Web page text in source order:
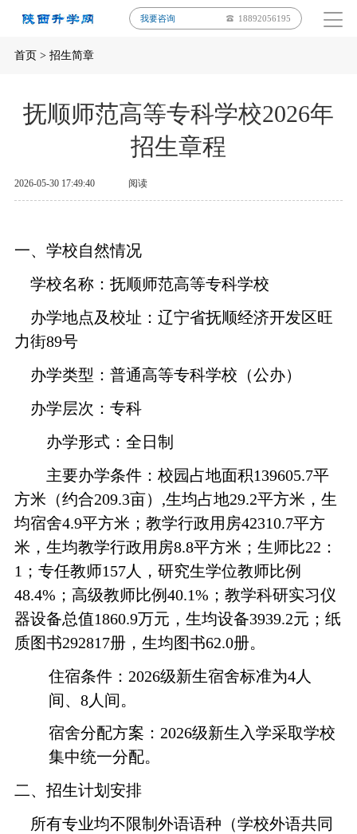
我要咨询 18892056195
首页> 招生简章
抚顺师范高等专科学校2026年
招生章程
2026-05-30 17:49:40 阅读
一、学校自然情况
学校名称：抚顺师范高等专科学校
办学地点及校址：辽宁省抚顺经济开发区旺
力街89号
办学类型：普通高等专科学校（公办）
办学层次：专科
办学形式：全日制
主要办学条件：校园占地面积139605.7平
方米（约合209.3亩）,生均占地29.2平方米，生
均宿舍4.9平方米；教学行政用房42310.7平方
米，生均教学行政用房8.8平方米；生师比22：
1；专任教师157人，研究生学位教师比例
48.4%；高级教师比例40.1%；教学科研实习仪
器设备总值1860.9万元，生均设备3939.2元；纸
质图书292817册，生均图书62.0册。
住宿条件：2026级新生宿舍标准为4人
间、8人间。
宿舍分配方案：2026级新生入学采取学校
集中统一分配。
二、 招生计划安排
所有专业均不限制外语语种（学校外语共同